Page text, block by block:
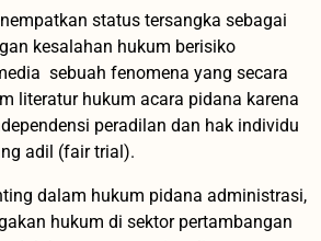
status tersangka sebagai
kesalahan hukum berisiko
sebuah fenomena yang secara
literatur hukum acara pidana karena
peradilan dan hak individu
adil (fair trial).
dalam hukum pidana administrasi,
hukum di sektor pertambangan